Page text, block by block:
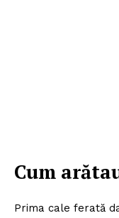
Cum
Prima cale ferată